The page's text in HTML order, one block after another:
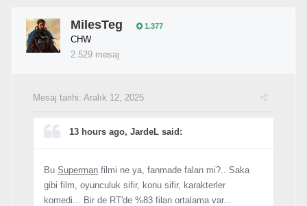
MilesTeg 1.377
CHW
2.529 mesaj
Mesaj tarihi: Aralık 12, 2025
13 hours ago, JardeL said:
Bu Superman filmi ne ya, fanmade falan mi?.. Saka
gibi film, oyunculuk sifir, konu sifir, karakterler
komedi... Bir de RT'de %83 filan ortalama var...